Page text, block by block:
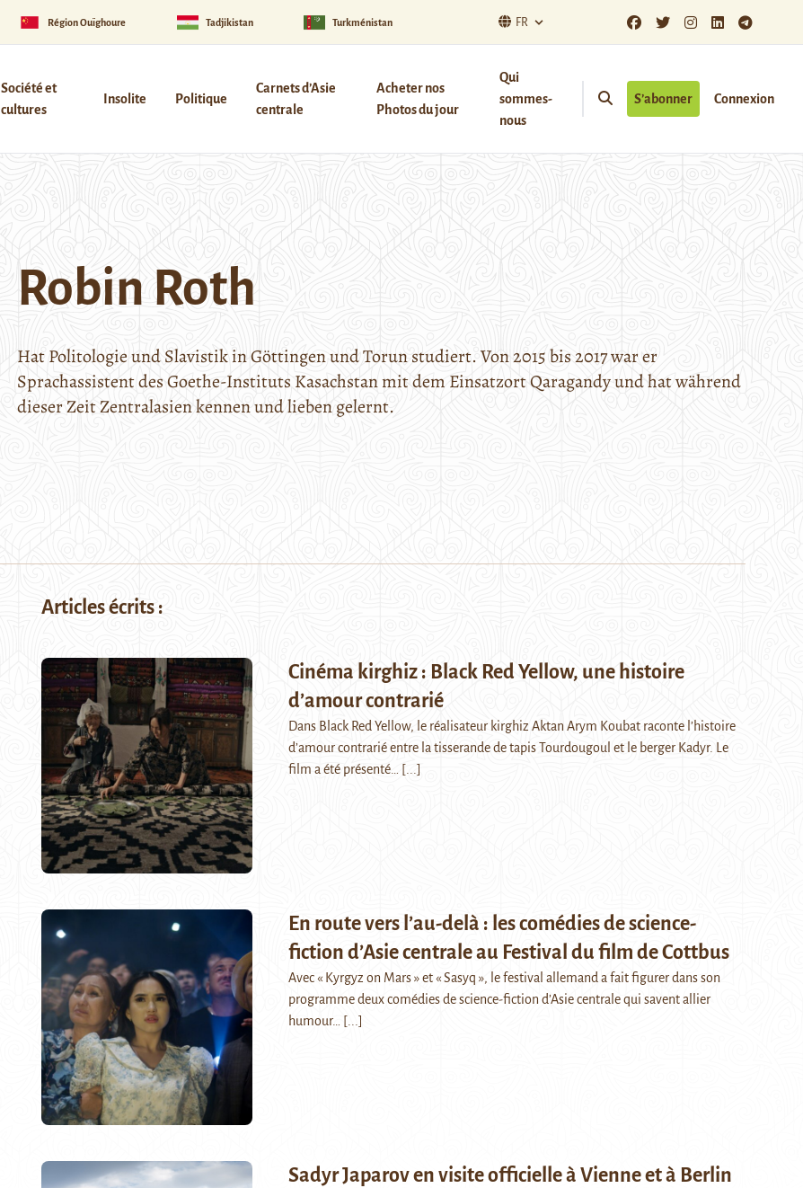
Région Ouïghoure Tadjikistan Turkménistan FR
Société et
cultures
Insolite Politique
Carnets d’Asie
centrale
Acheter nos
Photos du jour
Qui
sommes-
nous
S’abonner Connexion
Robin Roth
Hat Politologie und Slavistik in Göttingen und Torun studiert. Von 2015 bis 2017 war er
Sprachassistent des Goethe-Instituts Kasachstan mit dem Einsatzort Qaragandy und hat während
dieser Zeit Zentralasien kennen und lieben gelernt.
Articles écrits :
Cinéma kirghiz : Black Red Yellow, une histoire
d’amour contrarié
Dans Black Red Yellow, le réalisateur kirghiz Aktan Arym Koubat raconte l’histoire
d’amour contrarié entre la tisserande de tapis Tourdougoul et le berger Kadyr. Le
film a été présenté…
[...]
En route vers l’au-delà : les comédies de science-
fiction d’Asie centrale au Festival du film de Cottbus
Avec « Kyrgyz on Mars » et « Sasyq », le festival allemand a fait figurer dans son
programme deux comédies de science-fiction d’Asie centrale qui savent allier
humour…
[...]
Sadyr Japarov en visite officielle à Vienne et à Berlin